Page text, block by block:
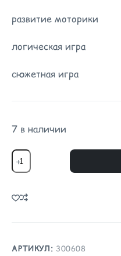
развитие моторики
логическая игра
сюжетная игра
7 в наличии
АРТИКУЛ: 300608